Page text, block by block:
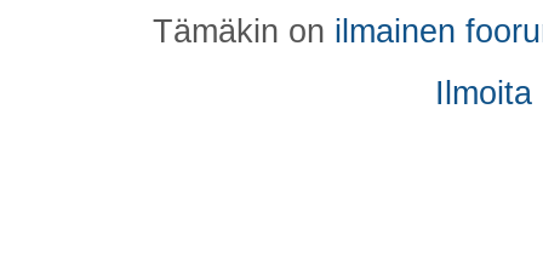
Tämäkin on ilmainen